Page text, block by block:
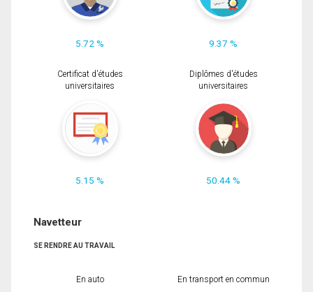
5.72 % 9.37 %
Certificat d'études
universitaires
5.15 %
Diplômes d'études
universitaires
50.44 %
Navetteur
SE RENDRE AU TRAVAIL
En auto En transport en commun